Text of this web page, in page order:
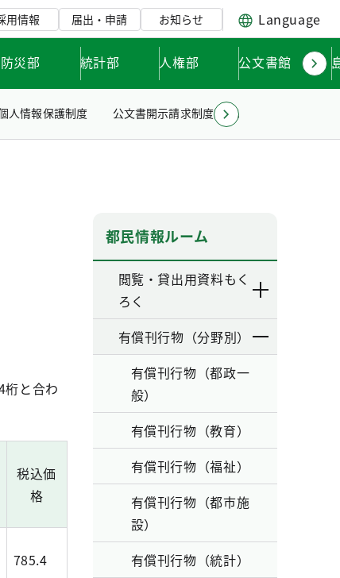
用情報 届出・申請 お知らせ Language
災部 統計部 人権部 公文書館
人情報保護制度 公文書開示請求制度について
と合わ
税込価
格
785.4
都民情報ルーム
閲覧・貸出用資料もく
ろく
有償刊行物（分野別）
有償刊行物（都政一
般）
有償刊行物（教育）
有償刊行物（福祉）
有償刊行物（都市施
設）
有償刊行物（統計）